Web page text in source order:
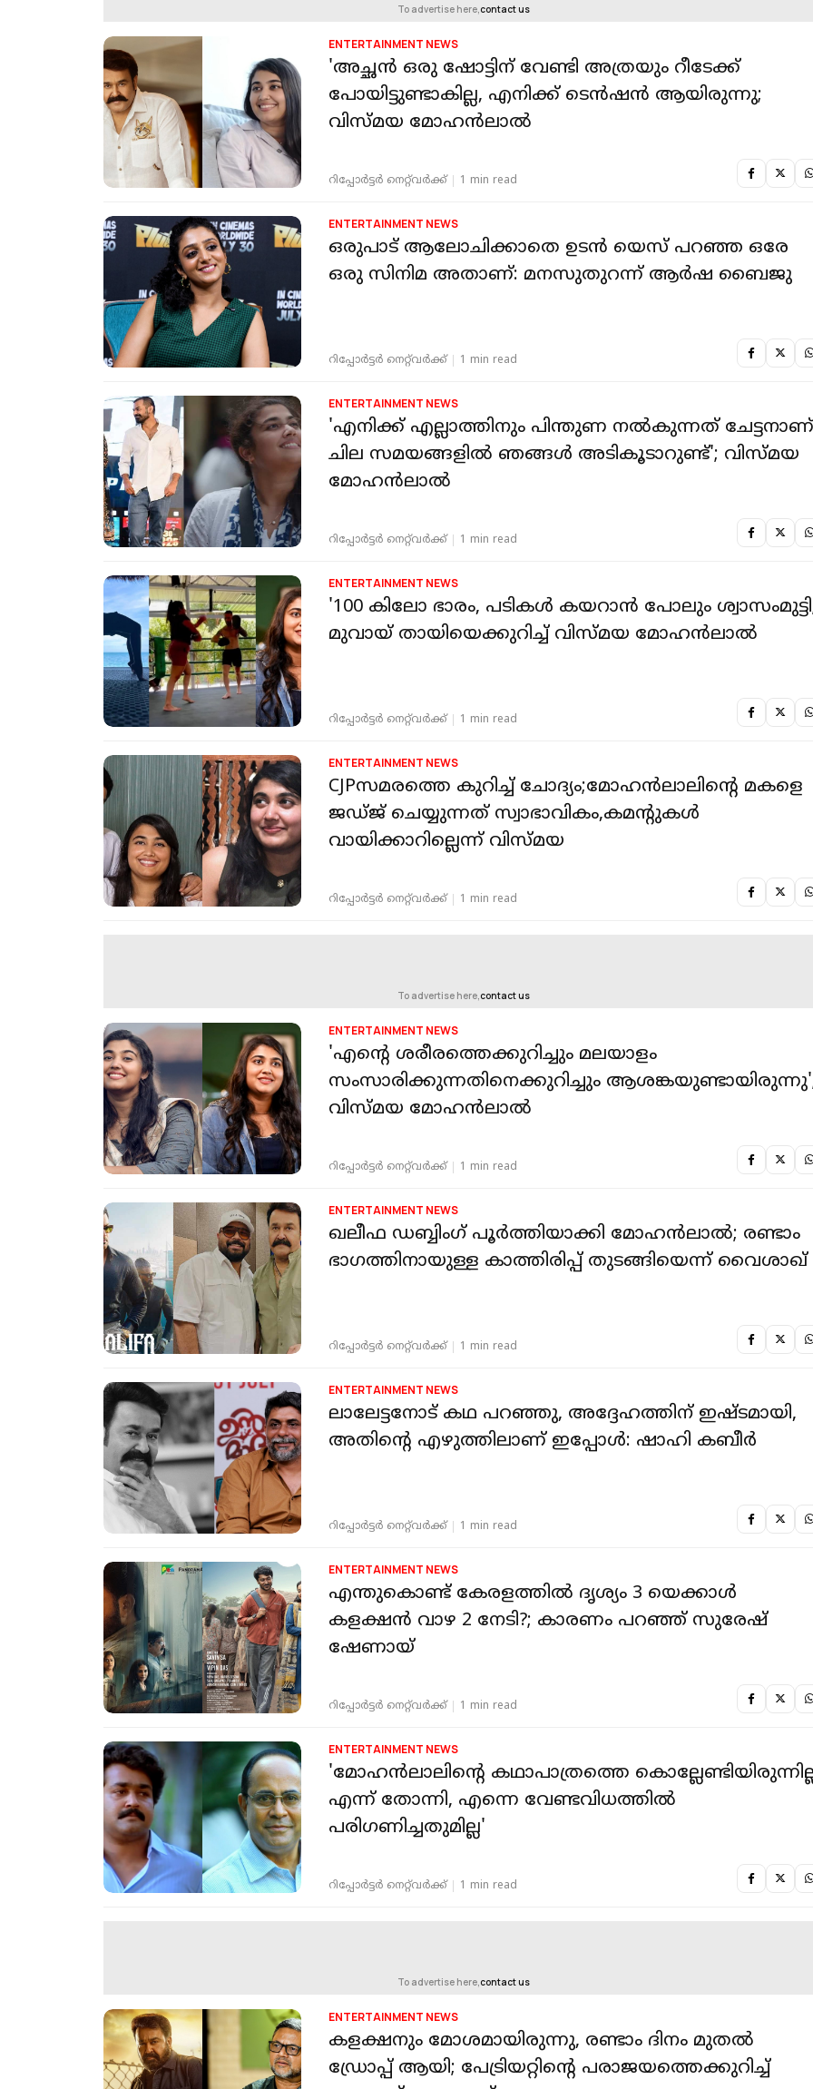
To advertise here,contact us
ENTERTAINMENT NEWS
'അച്ഛന്‍ ഒരു ഷോട്ടിന് വേണ്ടി അത്രയും റീടേക്ക്
പോയിട്ടുണ്ടാകില്ല, എനിക്ക് ടെൻഷൻ ആയിരുന്നു;
വിസ്മയ മോഹൻലാൽ
റിപ്പോർട്ടർ നെറ്റ്‌വര്‍ക്ക്‌ 1 min read
ENTERTAINMENT NEWS
ഒരുപാട് ആലോചിക്കാതെ ഉടൻ യെസ് പറഞ്ഞ ഒരേ
ഒരു സിനിമ അതാണ്: മനസുതുറന്ന് ആർഷ ബൈജു
റിപ്പോർട്ടർ നെറ്റ്‌വര്‍ക്ക്‌ 1 min read
ENTERTAINMENT NEWS
'എനിക്ക് എല്ലാത്തിനും പിന്തുണ നൽകുന്നത്
ചില സമയങ്ങളിൽ ഞങ്ങൾ അടികൂടാറുണ്ട്'; വിസ്മയ
മോഹൻലാൽ
റിപ്പോർട്ടർ നെറ്റ്‌വര്‍ക്ക്‌ 1 min read
ENTERTAINMENT NEWS
'100 കിലോ ഭാരം, പടികൾ കയറാൻ പോലും
മുവായ് തായിയെക്കുറിച്ച് വിസ്മയ മോഹൻലാൽ
റിപ്പോർട്ടർ നെറ്റ്‌വര്‍ക്ക്‌ 1 min read
ENTERTAINMENT NEWS
CJPസമരത്തെ കുറിച്ച് ചോദ്യം;മോഹൻലാലിന്റെ മകളെ
ജഡ്ജ് ചെയ്യുന്നത് സ്വാഭാവികം,കമന്റുകൾ
വായിക്കാറില്ലെന്ന് വിസ്മയ
റിപ്പോർട്ടർ നെറ്റ്‌വര്‍ക്ക്‌ 1 min read
To advertise here,contact us
ENTERTAINMENT NEWS
'എന്റെ ശരീരത്തെക്കുറിച്ചും മലയാളം
സംസാരിക്കുന്നതിനെക്കുറിച്ചും
വിസ്മയ മോഹൻലാൽ
റിപ്പോർട്ടർ നെറ്റ്‌വര്‍ക്ക്‌ 1 min read
ENTERTAINMENT NEWS
ഖലീഫ ഡബ്ബിംഗ് പൂർത്തിയാക്കി മോഹൻലാൽ; രണ്ടാം
ഭാഗത്തിനായുള്ള കാത്തിരിപ്പ് തുടങ്ങിയെന്ന് വൈശാഖ്
റിപ്പോർട്ടർ നെറ്റ്‌വര്‍ക്ക്‌ 1 min read
ENTERTAINMENT NEWS
ലാലേട്ടനോട് കഥ പറഞ്ഞു, അദ്ദേഹത്തിന് ഇഷ്ടമായി,
അതിന്റെ എഴുത്തിലാണ് ഇപ്പോൾ: ഷാഹി കബീർ
റിപ്പോർട്ടർ നെറ്റ്‌വര്‍ക്ക്‌ 1 min read
ENTERTAINMENT NEWS
എന്തുകൊണ്ട് കേരളത്തിൽ ദൃശ്യം 3 യെക്കാൾ
കളക്ഷൻ വാഴ 2 നേടി?; കാരണം പറഞ്ഞ് സുരേഷ്
ഷേണായ്
റിപ്പോർട്ടർ നെറ്റ്‌വര്‍ക്ക്‌ 1 min read
ENTERTAINMENT NEWS
'മോഹൻലാലിന്റെ കഥാപാത്രത്തെ
എന്ന് തോന്നി, എന്നെ വേണ്ടവിധത്തിൽ
പരിഗണിച്ചതുമില്ല'
റിപ്പോർട്ടർ നെറ്റ്‌വര്‍ക്ക്‌ 1 min read
To advertise here,contact us
ENTERTAINMENT NEWS
കളക്ഷനും മോശമായിരുന്നു, രണ്ടാം ദിനം മുതൽ
ഡ്രോപ്പ് ആയി; പേട്രിയറ്റിന്റെ പരാജയത്തെക്കുറിച്ച്